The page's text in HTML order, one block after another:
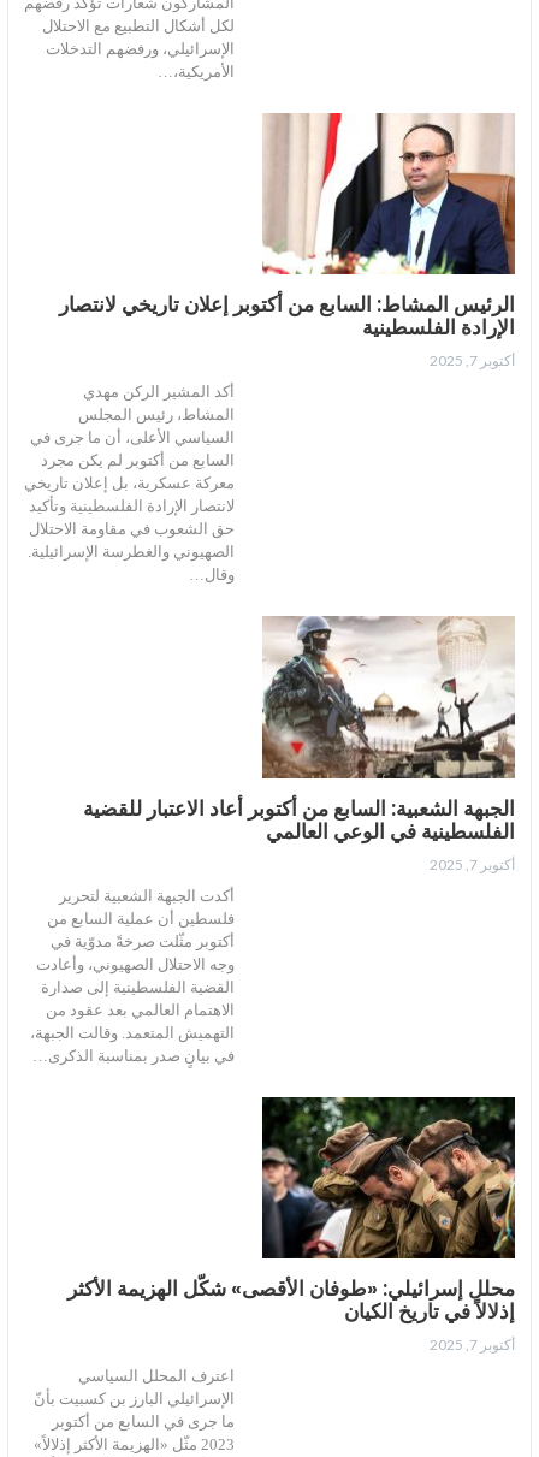
لكل أشكال التطبيع مع الاحتلال
الإسرائيلي، ورفضهم التدخلات
الأمريكية،…
الرئيس المشاط: السابع من أكتوبر إعلان تاريخي لانتصار
الإرادة الفلسطينية
أكتوبر 7, 2025
أكد المشير الركن مهدي
المشاط، رئيس المجلس
السياسي الأعلى، أن ما جرى في
السابع من أكتوبر لم يكن مجرد
معركة عسكرية، بل إعلان تاريخي
لانتصار الإرادة الفلسطينية وتأكيد
حق الشعوب في مقاومة الاحتلال
الصهيوني والغطرسة الإسرائيلية.
وقال…
الجبهة الشعبية: السابع من أكتوبر أعاد الاعتبار للقضية
الفلسطينية في الوعي العالمي
أكتوبر 7, 2025
أكدت الجبهة الشعبية لتحرير
فلسطين أن عملية السابع من
أكتوبر مثّلت صرخةً مدوّية في
وجه الاحتلال الصهيوني، وأعادت
القضية الفلسطينية إلى صدارة
الاهتمام العالمي بعد عقود من
التهميش المتعمد. وقالت الجبهة،
في بيانٍ صدر بمناسبة الذكرى…
محلل إسرائيلي: «طوفان الأقصى» شكّل الهزيمة الأكثر
إذلالاً في تاريخ الكيان
أكتوبر 7, 2025
اعترف المحلل السياسي
الإسرائيلي البارز بن كسبيت بأنّ
ما جرى في السابع من أكتوبر
2023 مثّل «الهزيمة الأكثر إذلالاً»